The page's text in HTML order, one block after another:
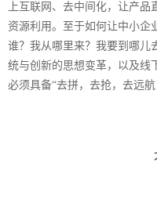
上互联网、去中间化，让产
资源利用。至于如何让中小企
谁？我从哪里来？我要到哪儿
统与创新的思想变革，以及线
必须具备“去拼，去抢，去远航